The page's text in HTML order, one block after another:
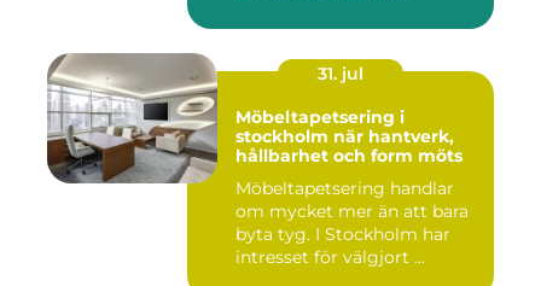
31. jul
Möbeltapetsering i
stockholm när hantverk,
hållbarhet och form möts
Möbeltapetsering handlar
om mycket mer än att bara
byta tyg. I Stockholm har
intresset för välgjort ...